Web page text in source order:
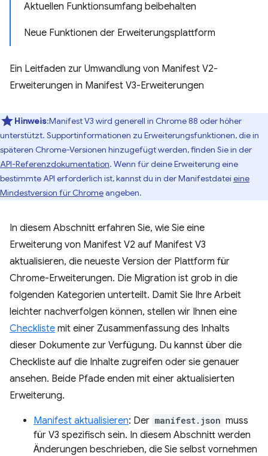
Aktuellen Funktionsumfang beibehalten
Neue Funktionen der Erweiterungsplattform
Ein Leitfaden zur Umwandlung von Manifest V2-
Erweiterungen in Manifest V3-Erweiterungen
Hinweis:Manifest V3 wird generell in Chrome 88 oder höher
unterstützt. Supportinformationen zu Erweiterungsfunktionen, die in
späteren Chrome-Versionen hinzugefügt werden, finden Sie in der
API-Referenzdokumentation. Wenn für deine Erweiterung eine
bestimmte API erforderlich ist, kannst du in der Manifestdatei eine
Mindestversion für Chromeangeben.
In diesem Abschnitt erfahren Sie, wie Sie eine
Erweiterung von Manifest V2 auf Manifest V3
aktualisieren, die neueste Version der Plattform für
Chrome-Erweiterungen. Die Migration ist grob in die
folgenden Kategorien unterteilt. Damit Sie Ihre Arbeit
leichter nachverfolgen können, stellen wir Ihnen eine
Checkliste mit einer Zusammenfassung des Inhalts
dieser Dokumente zur Verfügung. Du kannst über die
Checkliste auf die Inhalte zugreifen oder sie genauer
ansehen. Beide Pfade enden mit einer aktualisierten
Erweiterung.
Manifest aktualisieren: Der manifest.json muss
für V3 spezifisch sein. In diesem Abschnitt werden
Änderungen beschrieben, die Sie selbst vornehmen